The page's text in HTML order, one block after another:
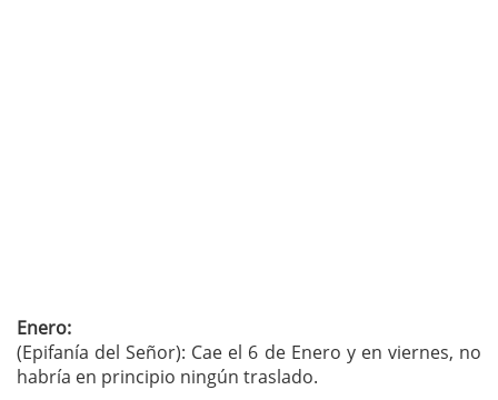
Enero:
(Epifanía del Señor): Cae el 6 de Enero y en viernes, no
habría en principio ningún traslado.